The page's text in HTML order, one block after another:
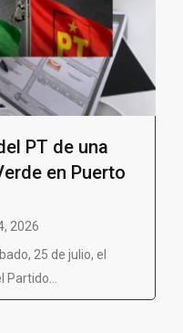
PT de una
en Puerto
2026
25 de julio, el